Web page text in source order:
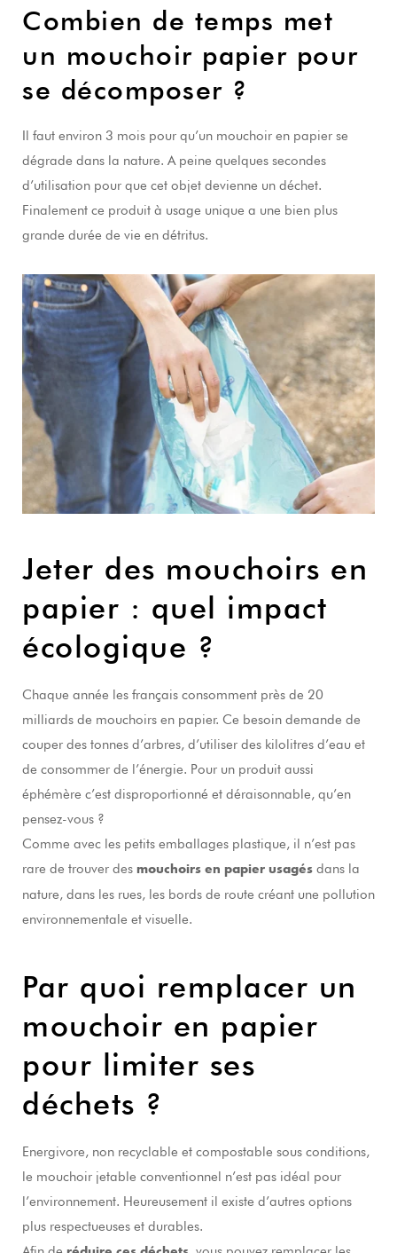
Combien de temps met
un mouchoir papier pour
se décomposer ?
Il faut environ 3 mois pour qu’un mouchoir en papier se
dégrade dans la nature. A peine quelques secondes
d’utilisation pour que cet objet devienne un déchet.
Finalement ce produit à usage unique a une bien plus
grande durée de vie en détritus.
Jeter des mouchoirs en
papier : quel impact
écologique ?
Chaque année les français consomment près de 20
milliards de mouchoirs en papier. Ce besoin demande de
couper des tonnes d’arbres, d’utiliser des kilolitres d’eau et
de consommer de l’énergie. Pour un produit aussi
éphémère c’est disproportionné et déraisonnable, qu’en
pensez-vous ?
Comme avec les petits emballages plastique, il n’est pas
rare de trouver des mouchoirs en papier usagés dans la
nature, dans les rues, les bords de route créant une pollution
environnementale et visuelle.
Par quoi remplacer un
mouchoir en papier
pour limiter ses
déchets ?
Energivore, non recyclable et compostable sous conditions,
le mouchoir jetable conventionnel n’est pas idéal pour
l’environnement. Heureusement il existe d’autres options
plus respectueuses et durables.